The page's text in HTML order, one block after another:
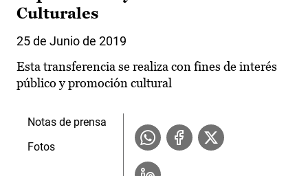
Culturales
25 de Junio de 2019
Esta transferencia se realiza con fines de interés
público y promoción cultural
Notas de prensa
Fotos